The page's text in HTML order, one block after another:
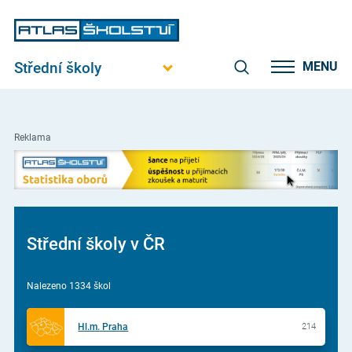
Střední školy MENU
Reklama
Střední školy v ČR
Nalezeno 1334 škol
Hl.m. Praha 214